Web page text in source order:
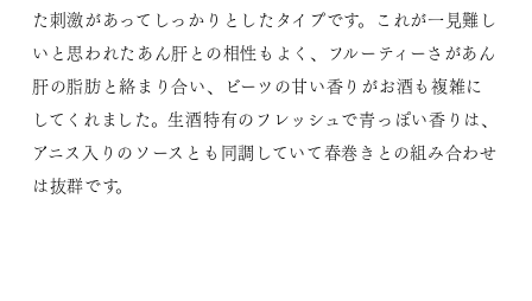
た刺激があってしっかりとしたタイプです。これが一見難し
いと思われたあん肝との相性もよく、フルーティーさがあん
肝の脂肪と絡まり合い、ビーツの甘い香りがお酒も複雑に
してくれました。生酒特有のフレッシュで青っぽい香りは、
アニス入りのソースとも同調していて春巻きとの組み合わせ
は抜群です。